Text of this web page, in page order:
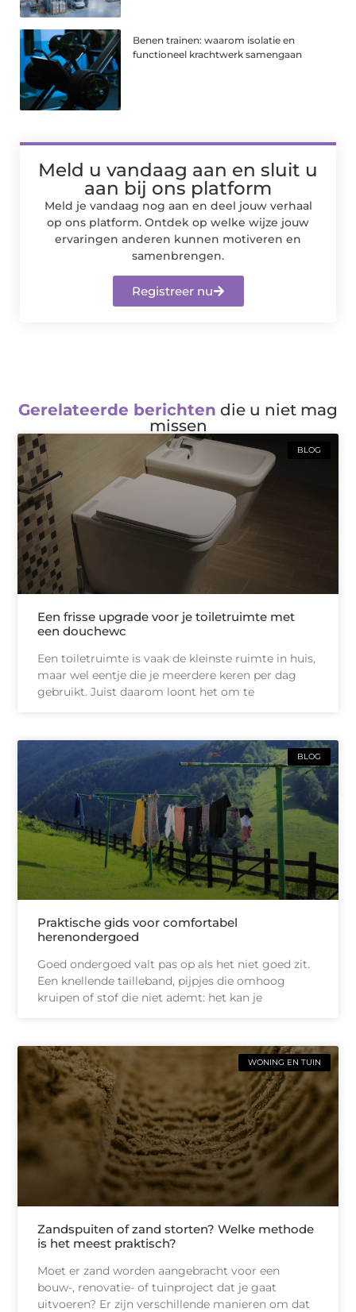
Benen trainen: waarom isolatie en
functioneel krachtwerk samengaan
Meld u vandaag aan en sluit u
aan bij ons platform
Meld je vandaag nog aan en deel jouw verhaal
op ons platform. Ontdek op welke wijze jouw
ervaringen anderen kunnen motiveren en
samenbrengen.
Registreer nu
Gerelateerde berichten die u niet mag
missen
BLOG
Een frisse upgrade voor je toiletruimte met
een douchewc
Een toiletruimte is vaak de kleinste ruimte in huis,
maar wel eentje die je meerdere keren per dag
gebruikt. Juist daarom loont het om te
BLOG
Praktische gids voor comfortabel
herenondergoed
Goed ondergoed valt pas op als het niet goed zit.
Een knellende tailleband, pijpjes die omhoog
kruipen of stof die niet ademt: het kan je
WONING EN TUIN
Zandspuiten of zand storten? Welke methode
is het meest praktisch?
Moet er zand worden aangebracht voor een
bouw-, renovatie- of tuinproject dat je gaat
uitvoeren? Er zijn verschillende manieren om dat